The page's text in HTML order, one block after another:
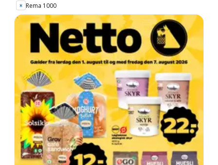
Rema 1000